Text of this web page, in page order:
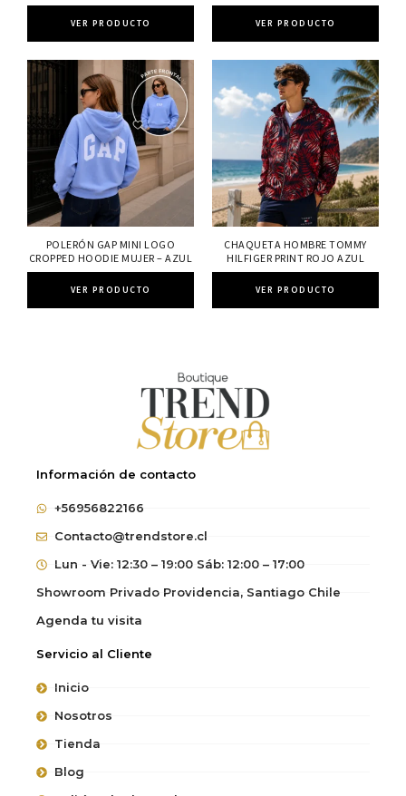
VER PRODUCTO VER PRODUCTO
POLERÓN GAP MINI LOGO
CROPPED HOODIE MUJER – AZUL
VER PRODUCTO
CHAQUETA HOMBRE TOMMY
HILFIGER PRINT ROJO AZUL
VER PRODUCTO
Información de contacto
+56956822166
Contacto@trendstore.cl
Lun - Vie: 12:30 – 19:00 Sáb: 12:00 – 17:00
Showroom Privado Providencia, Santiago Chile
Agenda tu visita
Servicio al Cliente
Inicio
Nosotros
Tienda
Blog